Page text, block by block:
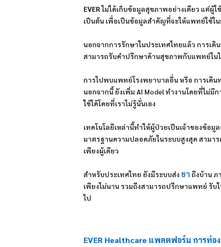
EVERไม่ได้เก็บข้อมูลสุขภาพอย่างเดียว แต่ผู้
เป็นต้น เพื่อเป็นข้อมูลสำคัญที่จะให้แพทย์ใช้ใ
นอกจากการรักษาในประเทศไทยแล้ว การเดิ
สามารถรับคำปรึกษาด้านสุขภาพกับแพทย์ใน
การไปพบแพทย์โรงพยาบาลอื่น หรือ การเดิ
นอกจากนี้ ยังเพิ่ม AI Model ทำงานโดยที่ไม่
ใช้ได้โดยที่เราไม่รู้นั่นเอง
เทคโนโลยีเหล่านี้ทำให้ผู้ป่วยเป็นเจ้าของข้อ
มาตรฐานความปลอดภัยในระบบสูงสุด สามา
เพียงผู้เดียว
สำหรับประเทศไทย ยังมีระบบส่ง ยา ถึงบ้าน ภ
เพียงไม่นาน รวมถึงสามารถปรึกษาแพทย์ รับ
ไป
EVER Healthcare แพลตฟอร์ม การท่อ